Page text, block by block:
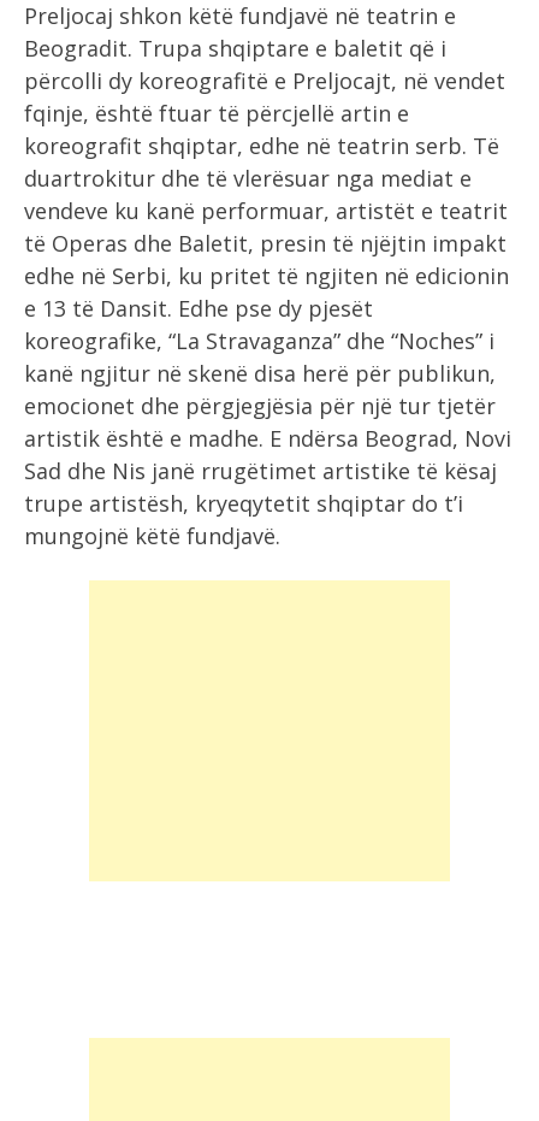
Preljocaj shkon këtë fundjavë në teatrin e
Beogradit. Trupa shqiptare e baletit që i
përcolli dy koreografitë e Preljocajt, në vendet
fqinje, është ftuar të përcjellë artin e
koreografit shqiptar, edhe në teatrin serb. Të
duartrokitur dhe të vlerësuar nga mediat e
vendeve ku kanë performuar, artistët e teatrit
të Operas dhe Baletit, presin të njëjtin impakt
edhe në Serbi, ku pritet të ngjiten në edicionin
e 13 të Dansit. Edhe pse dy pjesët
koreografike, “La Stravaganza” dhe “Noches” i
kanë ngjitur në skenë disa herë për publikun,
emocionet dhe përgjegjësia për një tur tjetër
artistik është e madhe. E ndërsa Beograd, Novi
Sad dhe Nis janë rrugëtimet artistike të kësaj
trupe artistësh, kryeqytetit shqiptar do t’i
mungojnë këtë fundjavë.